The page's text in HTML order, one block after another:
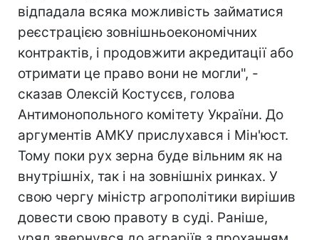
відпадала всяка можливість займатися
реєстрацією зовнішньоекономічних
контрактів, і продовжити акредитації або
отримати це право вони не могли", -
сказав Олексій Костусєв, голова
Антимонопольного комітету України. До
аргументів АМКУ прислухався і Мін'юст.
Тому поки рух зерна буде вільним як на
внутрішніх, так і на зовнішніх ринках. У
свою чергу міністр агрополітики вирішив
довести свою правоту в суді. Раніше,